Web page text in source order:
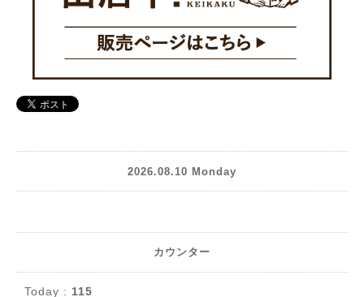
2026.08.10 Monday
カウンター
Today : 115